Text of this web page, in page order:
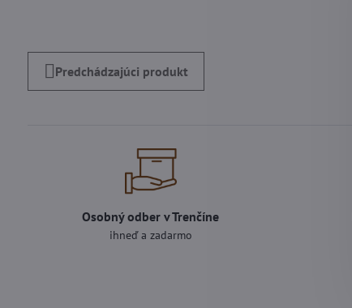
Predchádzajúci produkt
Osobný odber v Trenčíne
ihneď a zadarmo